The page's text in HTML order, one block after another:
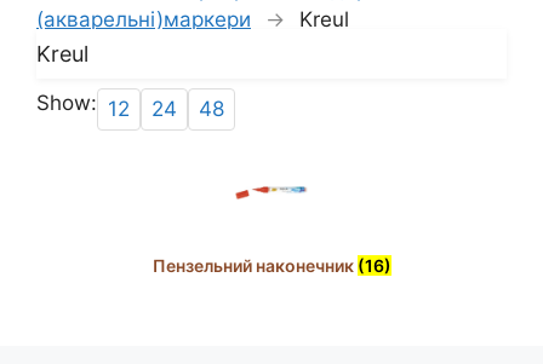
(акварельні)маркери
→ Kreul
Kreul
Show: 12 24 48
Пензельний наконечник (16)